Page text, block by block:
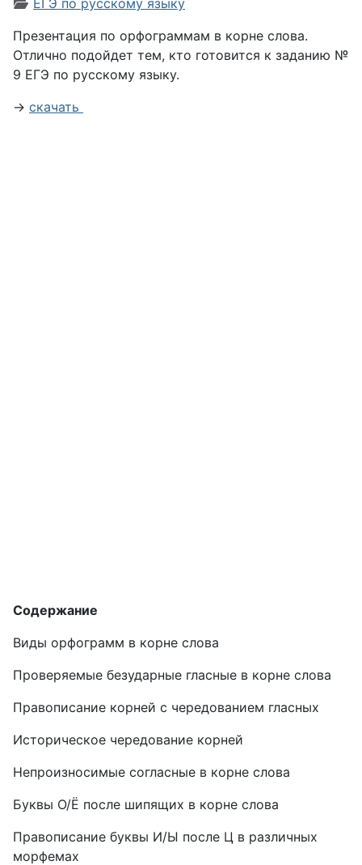
ЕГЭ по русскому языку
Презентация по орфограммам в корне слова.
Отлично подойдет тем, кто готовится к заданию №
9 ЕГЭ по русскому языку.
→ скачать
Содержание
Виды орфограмм в корне слова
Проверяемые безударные гласные в корне слова
Правописание корней с чередованием гласных
Историческое чередование корней
Непроизносимые согласные в корне слова
Буквы О/Ё после шипящих в корне слова
Правописание буквы И/Ы после Ц в различных
морфемах